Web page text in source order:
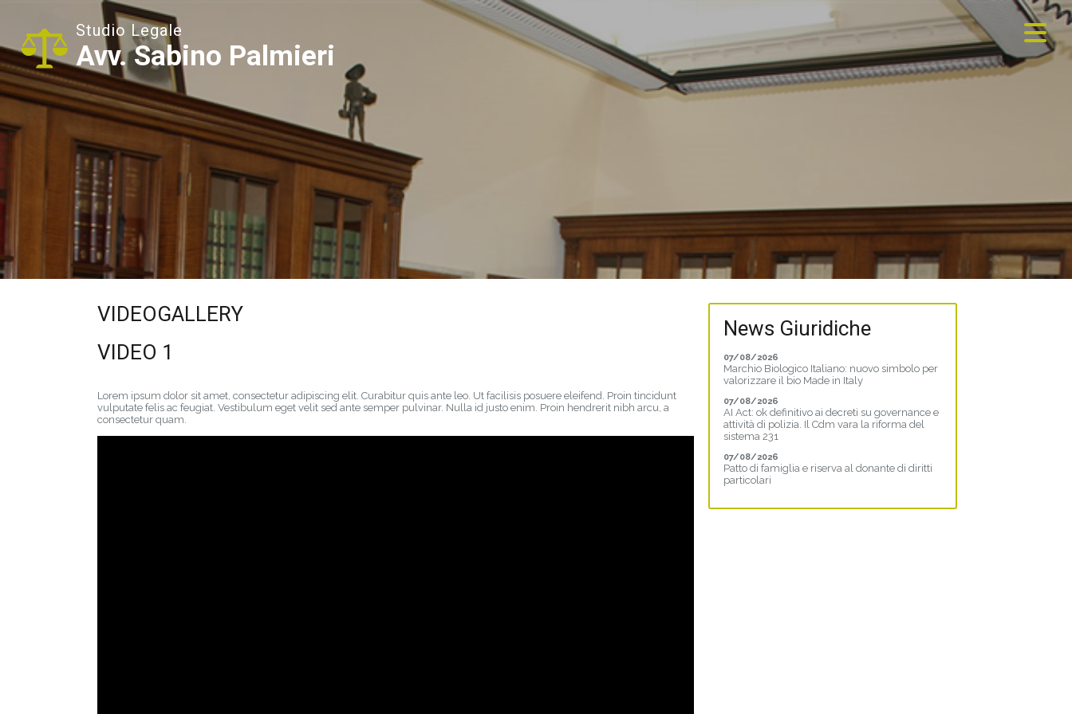
Studio Legale
Avv. Sabino Palmieri
VIDEOGALLERY
VIDEO 1
Lorem ipsum dolor sit amet, consectetur adipiscing elit. Curabitur quis ante leo. Ut facilisis posuere eleifend. Proin tincidunt
vulputate felis ac feugiat. Vestibulum eget velit sed ante semper pulvinar. Nulla id justo enim. Proin hendrerit nibh arcu, a
consectetur quam.
News Giuridiche
07/08/2026
Marchio Biologico Italiano: nuovo simbolo per
valorizzare il bio Made in Italy
07/08/2026
AI Act: ok definitivo ai decreti su governance e
attività di polizia. Il Cdm vara la riforma del
sistema 231
07/08/2026
Patto di famiglia e riserva al donante di diritti
particolari